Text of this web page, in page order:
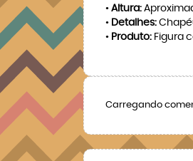
• Altura:
• Detalhes:
• Produto: Figura
Carregando